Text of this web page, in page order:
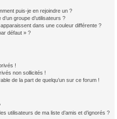
puis-je en rejoindre un ?
groupe d’utilisateurs ?
dans une couleur différente ?
défaut » ?
!
non sollicités !
de la part de quelqu’un sur ce forum !
utilisateurs de ma liste d’amis et d’ignorés ?